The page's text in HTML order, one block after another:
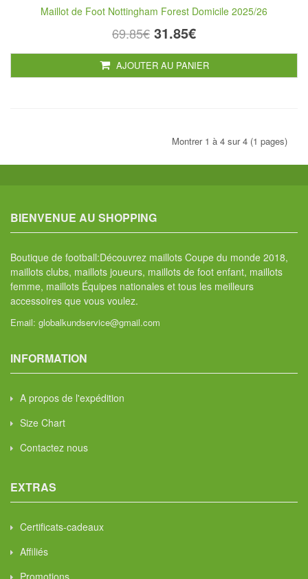
Maillot de Foot Nottingham Forest Domicile 2025/26
69.85€ 31.85€
AJOUTER AU PANIER
Montrer 1 à 4 sur 4 (1 pages)
BIENVENUE AU SHOPPING
Boutique de football:Découvrez maillots Coupe du monde 2018,
maillots clubs, maillots joueurs, maillots de foot enfant, maillots
femme, maillots Équipes nationales et tous les meilleurs
accessoires que vous voulez.
Email: globalkundservice@gmail.com
INFORMATION
A propos de l'expédition
Size Chart
Contactez nous
EXTRAS
Certificats-cadeaux
Affiliés
Promotions